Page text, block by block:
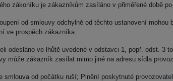
zákoníku je zákazníkům zasíláno v přiměřené době po
od smlouvy odchylně od těchto ustanovení
ve prospěch zákazníka.
odesláno ve lhůtě uvedené v odstavci 1, popř. odst. 3
může zákazník zasílat mimo jiné na adresu sídla
smlouva od počátku ruší; Plnění poskytnuté